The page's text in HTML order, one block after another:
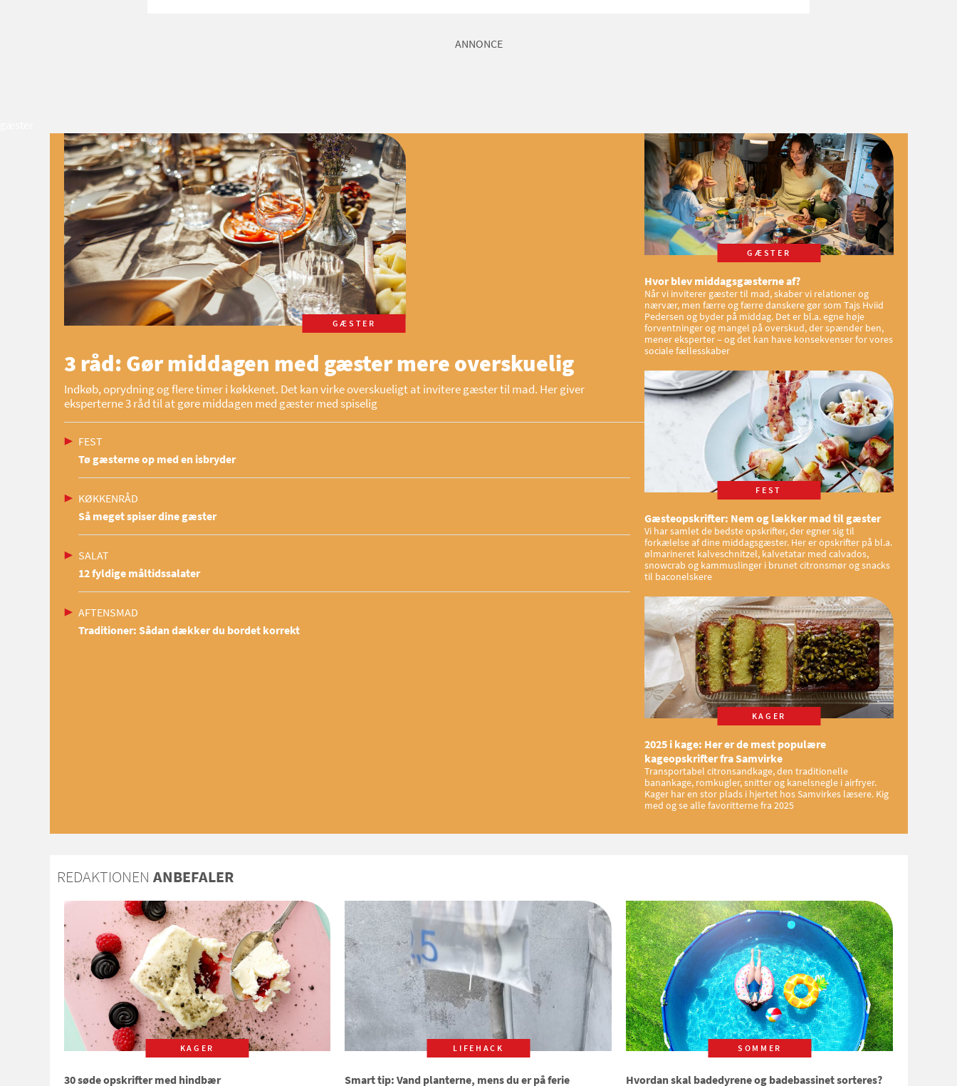
ANNONCE
GÆSTER
3 råd: Gør middagen med gæster mere overskuelig
Indkøb, oprydning og flere timer i køkkenet. Det kan virke overskueligt at invitere gæster til mad. Her giver
eksperterne 3 råd til at gøre middagen med gæster med spiselig
FEST
Tø gæsterne op med en isbryder
KØKKENRÅD
Så meget spiser dine gæster
SALAT
12 fyldige måltidssalater
AFTENSMAD
Traditioner: Sådan dækker du bordet korrekt
GÆSTER
Hvor blev middagsgæsterne af?
Når vi inviterer gæster til mad, skaber vi relationer og
nærvær, men færre og færre danskere gør som Tajs Hviid
Pedersen og byder på middag. Det er bl.a. egne høje
forventninger og mangel på overskud, der spænder ben,
mener eksperter – og det kan have konsekvenser for vores
sociale fællesskaber
FEST
Gæsteopskrifter: Nem og lækker mad til gæster
Vi har samlet de bedste opskrifter, der egner sig til
forkælelse af dine middagsgæster. Her er opskrifter på bl.a.
ølmarineret kalveschnitzel, kalvetatar med calvados,
snowcrab og kammuslinger i brunet citronsmør og snacks
til baconelskere
KAGER
2025 i kage: Her er de mest populære
kageopskrifter fra Samvirke
Transportabel citronsandkage, den traditionelle
banankage, romkugler, snitter og kanelsnegle i airfryer.
Kager har en stor plads i hjertet hos Samvirkes læsere. Kig
med og se alle favoritterne fra 2025
REDAKTIONEN ANBEFALER
KAGER
30 søde opskrifter med hindbær
LIFEHACK
Smart tip: Vand planterne, mens du er på ferie
SOMMER
Hvordan skal badedyrene og badebassinet sorteres?